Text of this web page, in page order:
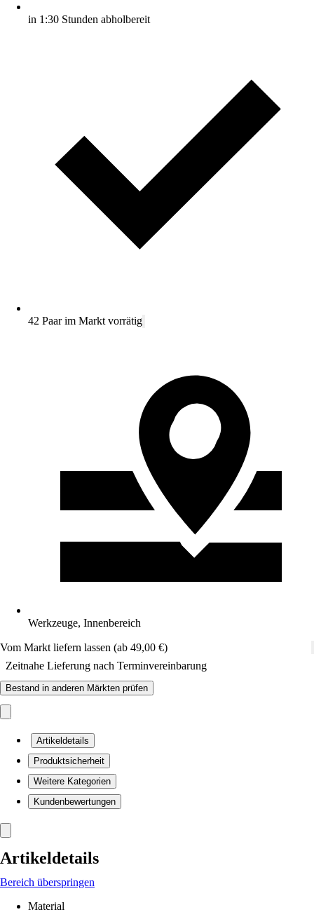
in 1:30 Stunden abholbereit
42 Paar im Markt vorrätig
Werkzeuge, Innenbereich
Vom Markt liefern lassen (ab 49,00 €)
Zeitnahe Lieferung nach Terminvereinbarung
Bestand in anderen Märkten prüfen
Artikeldetails
Produktsicherheit
Weitere Kategorien
Kundenbewertungen
Artikeldetails
Bereich überspringen
Material